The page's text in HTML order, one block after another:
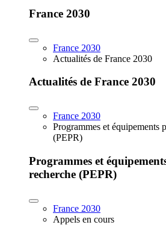
France 2030
France 2030
Actualités de France 2030
Actualités de France 2030
France 2030
Programmes et équipements
(PEPR)
Programmes et
recherche (PEPR)
France 2030
Appels en cours